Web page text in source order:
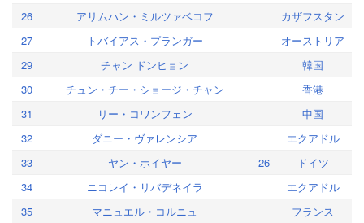
26
アリムハン・ミルツァベコフ
カザフスタン
27
トバイアス・プランガー
オーストリア
29
チャン ドンヒョン
韓国
30
チュン・チー・ショージ・チャン
香港
31
リー・コワンフェン
中国
32
ダニー・ヴァレンシア
エクアドル
33
ヤン・ホイヤー 26
ドイツ
34
ニコレイ・リバデネイラ
エクアドル
35
マニュエル・コルニュ フランス